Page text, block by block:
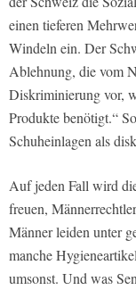
einen tieferen
Windeln ein. Der
Ablehnung, die vom
Diskriminierung vor,
Produkte benötigt.“
Schuheinlagen als
Auf jeden Fall wird
freuen,
Männer leiden unter
manche
umsonst. Und was